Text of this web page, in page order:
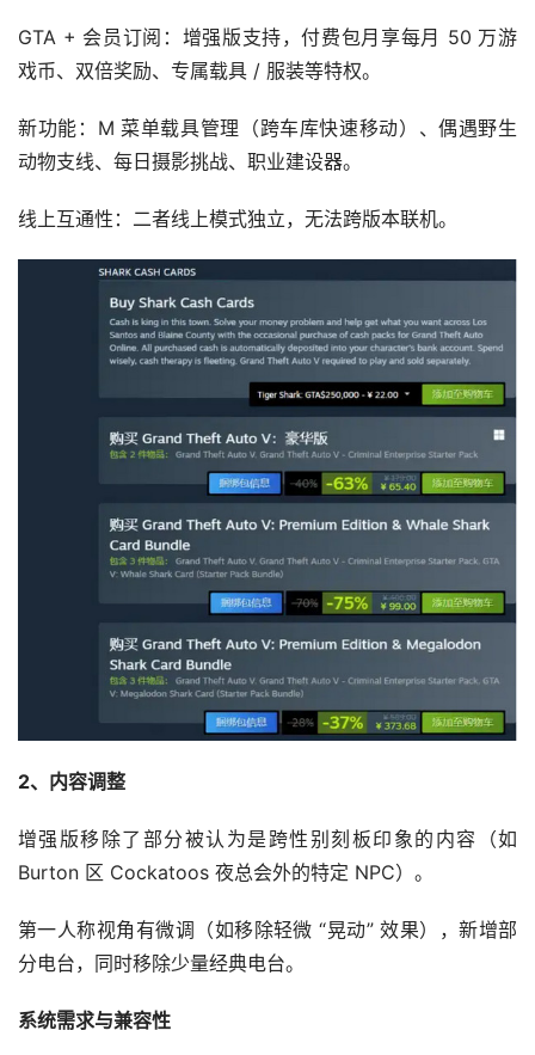
GTA + 会员订阅：增强版支持，付费包月享每月 50 万游
戏币、双倍奖励、专属载具 / 服装等特权。
新功能：M 菜单载具管理（跨车库快速移动）、偶遇野生
动物支线、每日摄影挑战、职业建设器。
线上互通性：二者线上模式独立，无法跨版本联机。
2、内容调整
增强版移除了部分被认为是跨性别刻板印象的内容（如
Burton 区 Cockatoos 夜总会外的特定 NPC）。
第一人称视角有微调（如移除轻微 “晃动” 效果），新增部
分电台，同时移除少量经典电台。
系统需求与兼容性